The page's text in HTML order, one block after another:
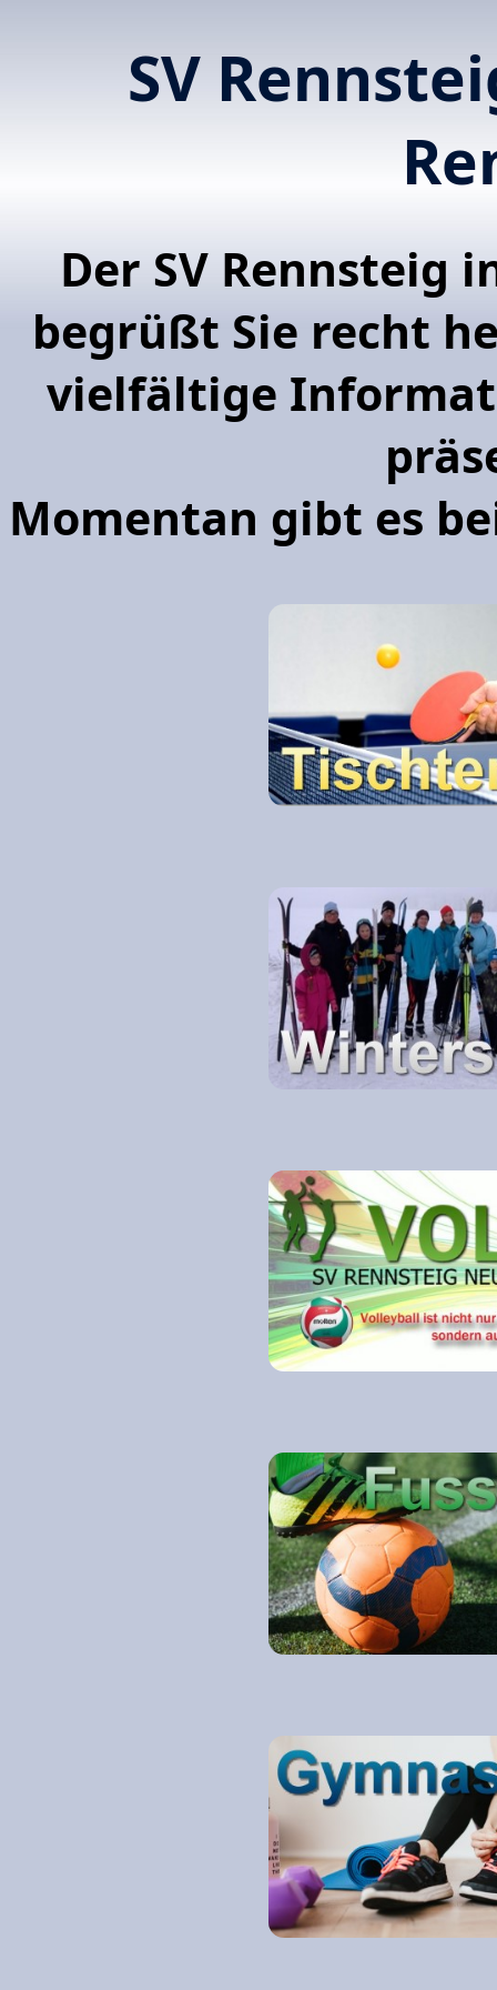
SV
Der SV Rennsteig
begrüßt Sie recht
vielfältige
Momentan gibt es